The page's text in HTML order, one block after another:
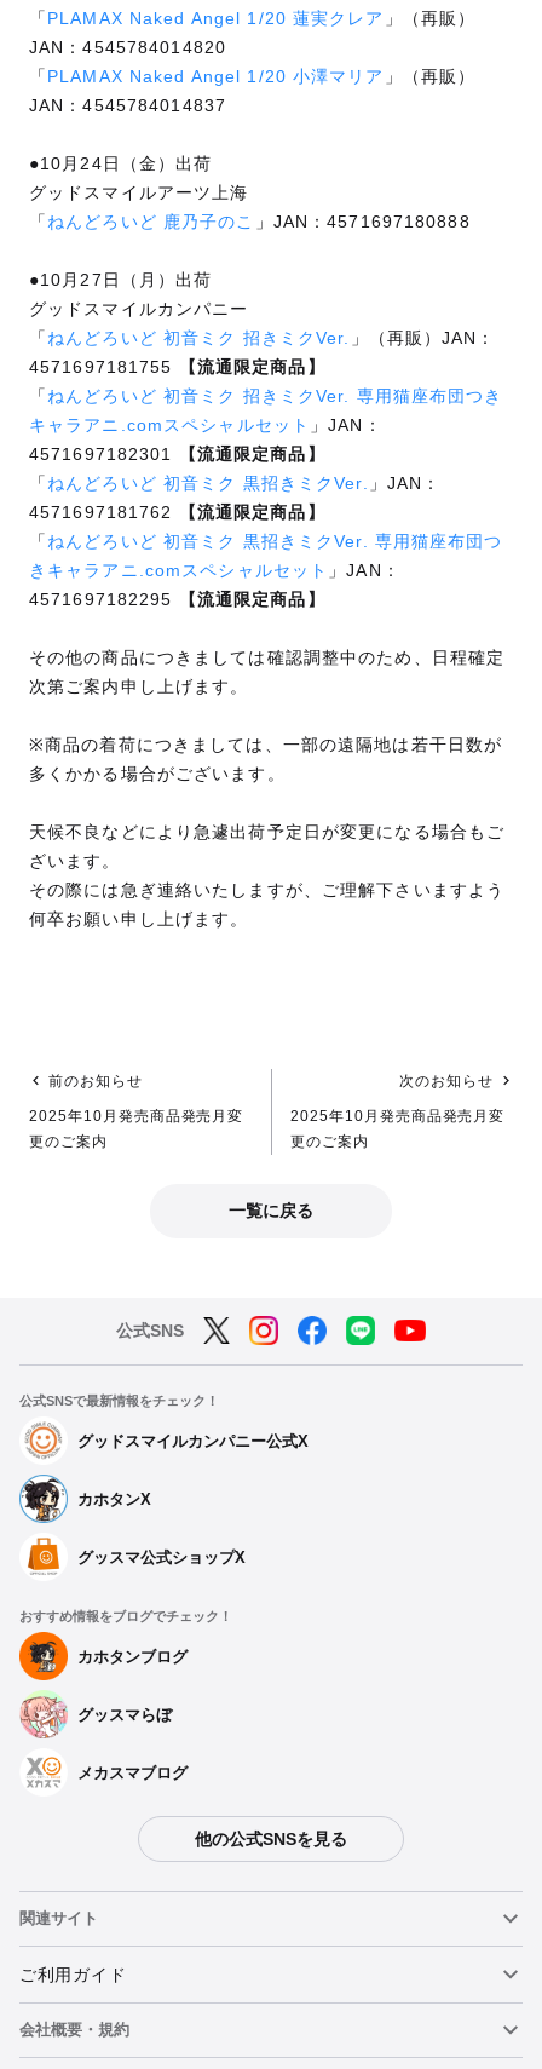
「 PLAMAX Naked Angel 1/20 蓮実クレア 」（再販）
JAN：4545784014820
「 PLAMAX Naked Angel 1/20 小澤マリア 」（再販）
JAN：4545784014837
●10月24日（金）出荷
グッドスマイルアーツ上海
「 ねんどろいど 鹿乃子のこ 」JAN：4571697180888
●10月27日（月）出荷
グッドスマイルカンパニー
「 ねんどろいど 初音ミク 招きミクVer.
」（再販）JAN：
4571697181755
【流通限定商品】
「 ねんどろいど 初音ミク 招きミクVer. 専用猫座布団つき
キャラアニ.comスペシャルセット 」JAN：
4571697182301
【流通限定商品】
「 ねんどろいど 初音ミク 黒招きミクVer.
」JAN：
4571697181762
【流通限定商品】
「 ねんどろいど 初音ミク 黒招きミクVer. 専用猫座布団つ
きキャラアニ.comスペシャルセット 」JAN：
4571697182295
【流通限定商品】
その他の商品につきましては確認調整中のため、日程確定
次第ご案内申し上げます。
※商品の着荷につきましては、一部の遠隔地は若干日数が
多くかかる場合がございます。
天候不良などにより急遽出荷予定日が変更になる場合もご
ざいます。
その際には急ぎ連絡いたしますが、ご理解下さいますよう
何卒お願い申し上げます。
前のお知らせ
2025年10月発売商品発売月変
更のご案内
次のお知らせ
2025年10月発売商品発売月変
更のご案内
一覧に戻る
公式SNS
公式SNSで最新情報をチェック！
グッドスマイルカンパニー公式X
カホタンX
グッスマ公式ショップX
おすすめ情報をブログでチェック！
カホタンブログ
グッスマらぼ
メカスマブログ
他の公式SNSを見る
関連サイト
ねんどろいど
ねんどろいどフェイスメーカー
ご利用ガイド
重要なお知らせ
会社概要・規約